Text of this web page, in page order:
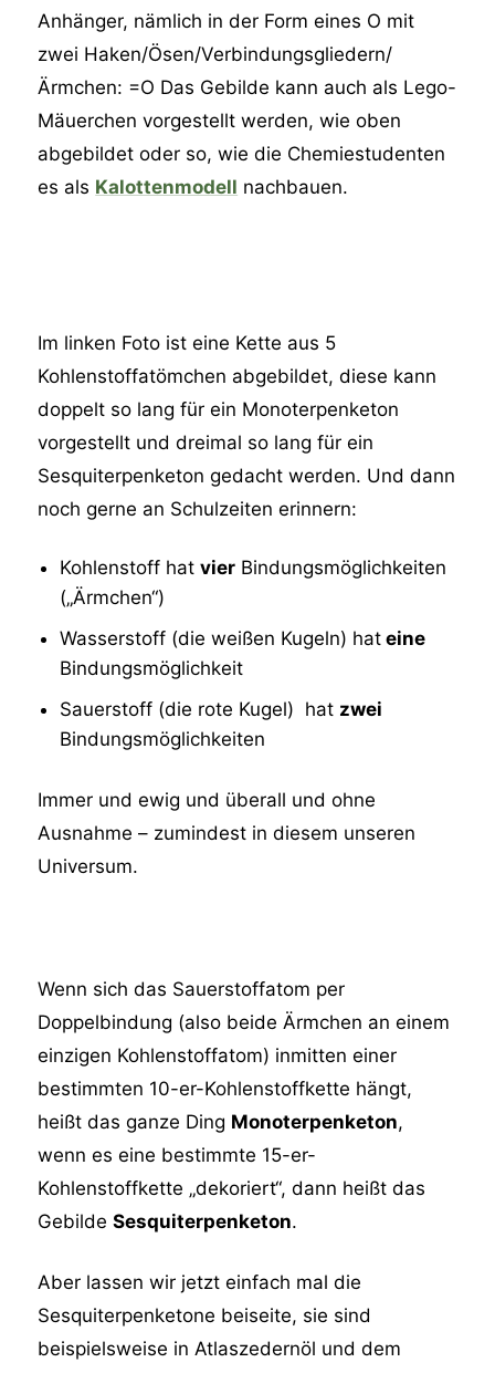
Anhänger, nämlich in der Form eines O mit
zwei Haken/Ösen/Verbindungsgliedern/
Ärmchen: =O Das Gebilde kann auch als Lego-
Mäuerchen vorgestellt werden, wie oben
abgebildet oder so, wie die Chemiestudenten
es als Kalottenmodell nachbauen.
Im linken Foto ist eine Kette aus 5
Kohlenstoffatömchen abgebildet, diese kann
doppelt so lang für ein Monoterpenketon
vorgestellt und dreimal so lang für ein
Sesquiterpenketon gedacht werden. Und dann
noch gerne an Schulzeiten erinnern:
Kohlenstoff hatvier Bindungsmöglichkeiten
(„Ärmchen“)
Wasserstoff (die weißen Kugeln) hat eine
Bindungsmöglichkeit
Sauerstoff (die rote Kugel) hat zwei
Bindungsmöglichkeiten
Immer und ewig und überall und ohne
Ausnahme – zumindest in diesem unseren
Universum.
Wenn sich das Sauerstoffatom per
Doppelbindung (also beide Ärmchen an einem
einzigen Kohlenstoffatom) inmitten einer
bestimmten 10-er-Kohlenstoffkette hängt,
heißt das ganze Ding Monoterpenketon,
wenn es eine bestimmte 15-er-
Kohlenstoffkette „dekoriert“, dann heißt das
GebildeSesquiterpenketon.
Aber lassen wir jetzt einfach mal die
Sesquiterpenketone beiseite, sie sind
beispielsweise in Atlaszedernöl und dem